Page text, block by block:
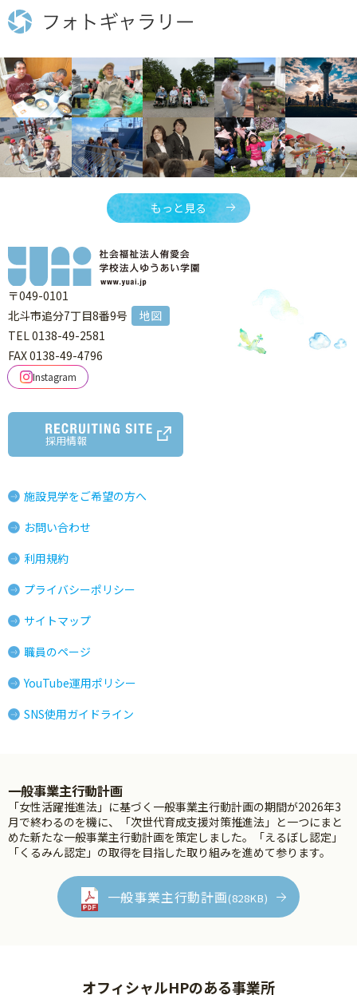
もっと見る
〒049-0101
北斗市追分7丁目8番9号
地図
TEL 0138-49-2581
FAX 0138-49-4796
Instagram
採用情報
施設見学をご希望の方へ
お問い合わせ
利用規約
プライバシーポリシー
サイトマップ
職員のページ
YouTube運用ポリシー
SNS使用ガイドライン
一般事業主行動計画
「女性活躍推進法」に基づく一般事業主行動計画の期間が2026年3
月で終わるのを機に、「次世代育成支援対策推進法」と一つにまと
めた新たな一般事業主行動計画を策定しました。「えるぼし認定」
「くるみん認定」の取得を目指した取り組みを進めて参ります。
一般事業主行動計画(828KB)
オフィシャルHPのある事業所